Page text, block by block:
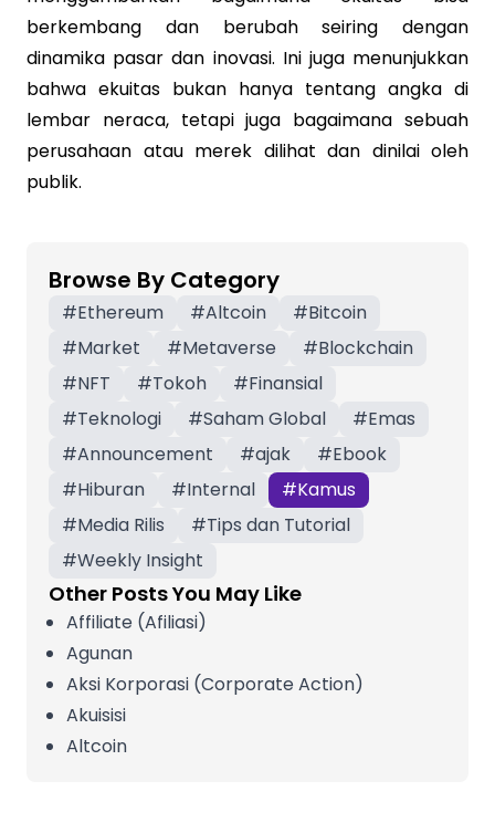
berkembang dan berubah seiring dengan
dinamika pasar dan inovasi. Ini juga menunjukkan
bahwa ekuitas bukan hanya tentang angka di
lembar neraca, tetapi juga bagaimana sebuah
perusahaan atau merek dilihat dan dinilai oleh
publik.
Browse By Category
#Ethereum #Altcoin #Bitcoin
#Market #Metaverse #Blockchain
#NFT #Tokoh #Finansial
#Teknologi #Saham Global #Emas
#Announcement #ajak #Ebook
#Hiburan #Internal #Kamus
#Media Rilis #Tips dan Tutorial
#Weekly Insight
Other Posts You May Like
Affiliate (Afiliasi)
Agunan
Aksi Korporasi (Corporate Action)
Akuisisi
Altcoin